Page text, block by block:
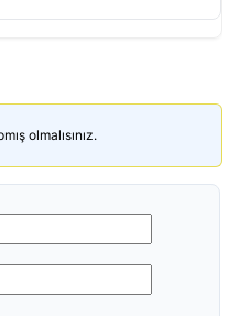
olmalısınız.